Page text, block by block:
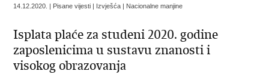
14.12.2020. | Pisane vijesti | Izvješća | Nacionalne manjine
Isplata plaće za studeni 2020. godine
zaposlenicima u sustavu znanosti i
visokog obrazovanja